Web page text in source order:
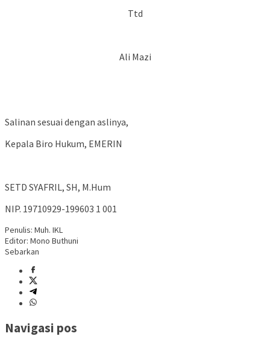
Ttd
Ali Mazi
Salinan sesuai dengan aslinya,
Kepala Biro Hukum, EMERIN
SETD SYAFRIL, SH, M.Hum
NIP. 19710929-199603 1 001
Penulis: Muh. IKL
Editor: Mono Buthuni
Sebarkan
Navigasi pos